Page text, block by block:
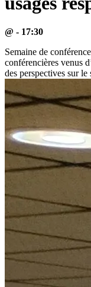
@ - 17:30
Semaine de
conférencières venus
des perspectives sur